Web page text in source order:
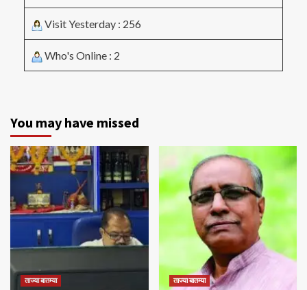
Visit Yesterday : 256
Who's Online : 2
You may have missed
ताज्या बातम्या ताज्या बातम्या